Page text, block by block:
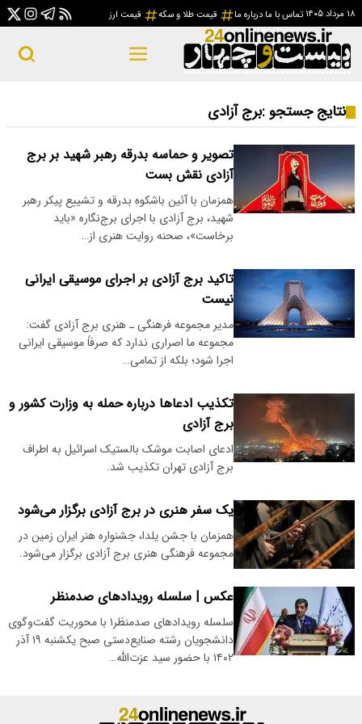
۱۸ مرداد ۱۴۰۵ تماس با ما درباره ما قیمت طلا و سکه قیمت ارز
نتایج جستجو :برج آزادی
تصویر و حماسه بدرقه رهبر شهید بر برج
آزادی نقش بست
همزمان با آئین باشکوه بدرقه و تشییع پیکر رهبر
شهید، برج آزادی با اجرای برج‌نگاره «باید
برخاست»، صحنه روایت هنری از…
تاکید برج آزادی بر اجرای موسیقی ایرانی
نیست
مدیر مجموعه فرهنگی ـ هنری برج آزادی گفت:
مجموعه‌ ما اصراری ندارد که صرفاً موسیقی ایرانی
اجرا شود؛ بلکه از تمامی…
تکذیب ادعاها درباره حمله به وزارت کشور و
برج آزادی
ادعای اصابت موشک بالستیک اسرائیل به اطراف
برج آزادی تهران تکذیب شد.
یک سفر هنری در برج آزادی برگزار می‌شود
همزمان با جشن یلدا، جشنواره هنر ایران زمین در
مجموعه فرهنگی هنری برج آزادی برگزار می‌شود.
عکس | سلسله رویدادهای صدمنظر
سلسله رویدادهای صدمنظر۱ با محوریت گفت‌وگوی
دانشجویان رشته صنایع‌دستی صبح یکشنبه ۱۹ آذر
۱۴۰۲ با حضور سید عزت‌الله…